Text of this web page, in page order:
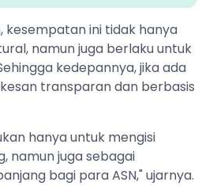
kesempatan ini tidak hanya
namun juga berlaku untuk
kedepannya, jika ada
transparan dan berbasis
hanya untuk mengisi
namun juga sebagai
bagi para ASN," ujarnya.